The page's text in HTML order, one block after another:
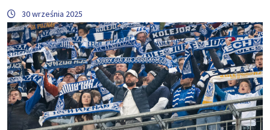
30 września 2025